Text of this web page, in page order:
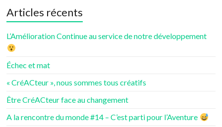
Articles récents
L’Amélioration Continue au service de notre développement
Échec et mat
« CréACteur », nous sommes tous créatifs
Être CréACteur face au changement
A la rencontre du monde #14 – C’est parti pour l’Aventure